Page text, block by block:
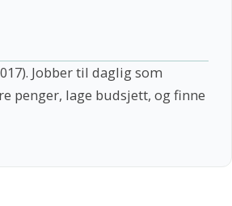
Jobber til daglig som
penger, lage budsjett, og finne